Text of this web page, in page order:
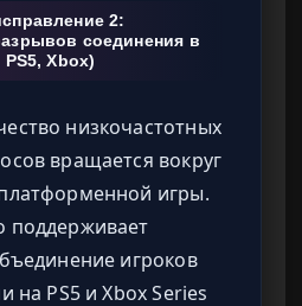
2:
соединения в
Xbox)
низкочастотных
вращается вокруг
игры.
поддерживает
игроков
на PS5 и Xbox Series